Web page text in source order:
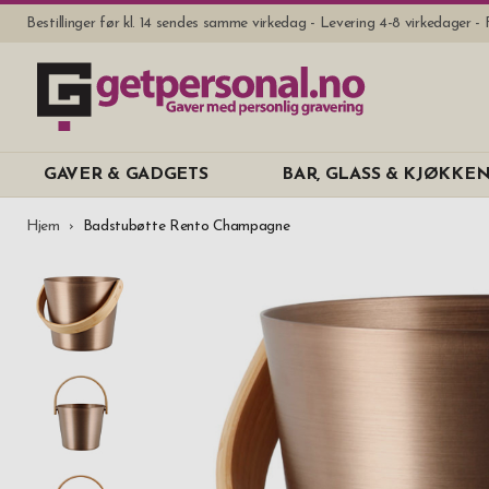
Bestillinger før kl. 14 sendes samme virkedag - Levering 4-8 virkedager
GAVER & GADGETS BAR, GLASS &
Hjem Badstubøtte Rento Champagne